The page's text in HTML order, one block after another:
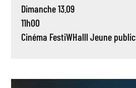
Dimanche 13.09
11h00
Cinéma FestiWHalll Jeune public